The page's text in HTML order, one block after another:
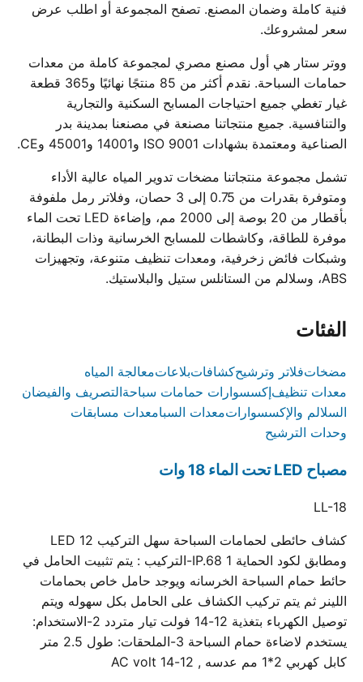
فنية كاملة وضمان المصنع. تصفح المجموعة أو اطلب عرض
سعر لمشروعك.
ووتر ستار هي أول مصنع مصري لمجموعة كاملة من معدات
حمامات السباحة. نقدم أكثر من 85 منتجًا نهائيًا و365 قطعة
غيار تغطي جميع احتياجات المسابح السكنية والتجارية
والتنافسية. جميع منتجاتنا مصنعة في مصنعنا بمدينة بدر
الصناعية ومعتمدة بشهادات ISO 9001 و14001 و45001 وCE.
تشمل مجموعة منتجاتنا مضخات تدوير المياه عالية الأداء
ومتوفرة بقدرات من 0.75 إلى 3 حصان، وفلاتر رمل ملفوفة
بأقطار من 20 بوصة إلى 2000 مم، وإضاءة LED تحت الماء
موفرة للطاقة، وكاشطات للمسابح الخرسانية وذات البطانة،
وشبكات فائض زخرفية، ومعدات تنظيف متنوعة، وتجهيزات
ABS، وسلالم من الستانلس ستيل والبلاستيك.
الفئات
مضخاتفلاتر وترشيحكشافاتبلاعاتمعالجة المياه
معدات تنظيفإكسسوارات حمامات سباحةالتصريف والفيضان
السلالم والإكسسواراتمعدات السبامعدات مسابقات
وحدات الترشيح
مصباح LED تحت الماء 18 وات
LL-18
كشاف حائطى لحمامات السباحة سهل التركيب 12 LED
ومطابق لكود الحماية IP.68 1-التركيب : يتم تثبيت الحامل في
حائط حمام السباحة الخرسانه ويوجد حامل خاص بحمامات
اللينر ثم يتم تركيب الكشاف على الحامل بكل سهوله ويتم
توصيل الكهرباء بتغذية 12-14 فولت تيار متردد 2-الاستخدام:
يستخدم لاضاءة حمام السباحة 3-الملحقات: طول 2.5 متر
كابل كهربي 2*1 مم عدسه , 12-14 AC volt